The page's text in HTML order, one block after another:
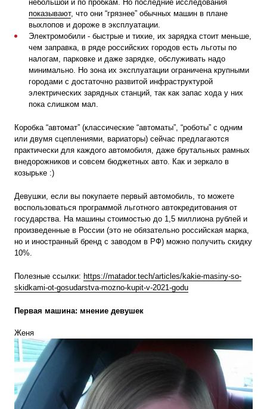
небольшой и по пробкам. Но последние исследования
показывают, что они “грязнее” обычных машин в плане
выхлопов и дороже в эксплуатации.
Электромобили - быстрые и тихие, их зарядка стоит меньше,
чем заправка, в ряде российских городов есть льготы по
налогам, парковке и даже зарядке, обслуживать надо
минимально. Но зона их эксплуатации ограничена крупными
городами с достаточно развитой инфраструктурой
электрических зарядных станций, так как запас хода у них
пока слишком мал.
Коробка “автомат” (классические “автоматы”, “роботы” с одним
или двумя сцеплениями, вариаторы) сейчас предлагаются
практически для каждого автомобиля, даже брутальных рамных
внедорожников и совсем бюджетных авто. Как и зеркало в
козырьке :)
Девушки, если вы покупаете первый автомобиль, то можете
воспользоваться программой льготного автокредитования от
государства. На машины стоимостью до 1,5 миллиона рублей и
произведенные в России (это не обязательно российская марка,
но и иностранный бренд с заводом в РФ) можно получить скидку
10%.
Полезные ссылки: https://matador.tech/articles/kakie-masiny-so-
skidkami-ot-gosudarstva-mozno-kupit-v-2021-godu
Первая машина: мнение девушек
Женя